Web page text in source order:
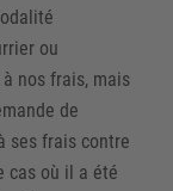
ou
nos frais, mais
de
ses frais contre
cas où il a été